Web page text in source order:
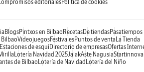
editorialesPolítica de cookies
BlogsPintxos en Bilbao RecetasDe tiendasPasatiempos
VideojuegosFestivalesPuntos de venta La Tienda
Estaciones de esquíDirectorio de empresasOfertas
Lotería Navidad 2025JaiakAste NagusiaStartinnova
de Bilbao Lotería de Navidad Lotería del Niño